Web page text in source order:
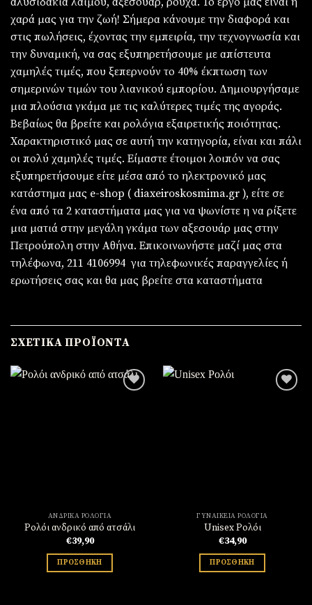
χαρά μας για την ζωή! Σήμερα κάνουμε την διαφορά και
στις πωλήσεις, έχοντας την εμπειρία, την τεχνογνωσία και
την δυναμική, να σας εξυπηρετήσουμε με απίστευτα
χαμηλές τιμές, που ξεπερνούν το 40% έκπτωση των
σημερινών τιμών του λιανικού εμπορίου. Δημιουργήσαμε
μια πλούσια γκάμα με τις καλύτερες τιμές της αγοράς.
Βεβαίως θα βρείτε και ρολόγια εξαιρετικής ποιότητας.
Χαρακτηριστικό μας σε αυτή την κατηγορία, είναι και πάλι
οι πολύ χαμηλές τιμές. Είμαστε έτοιμοι λοιπόν να σας
εξυπηρετήσουμε είτε μέσα από το ηλεκτρονικό μας
κατάστημα μας e-shop ( diaxeiroskosmima.gr ), είτε σε
ένα από τα 2 καταστήματα μας για να ψωνίστε η να ρίξετε
μια ματιά στην μεγάλη γκάμα των αξεσουάρ μας στην
Πετρούπολη στην Αθήνα. Επικοινωνήστε μαζί μας στα
τηλέφωνα, 211 4106994 για τηλεφωνικές παραγγελίες ή
ερωτήσεις σας και θα μας βρείτε στα καταστήματα
ΣΧΕΤΙΚΆ ΠΡΟΪΌΝΤΑ
ΑΝΔΡΙΚΆ ΡΟΛΌΓΙΑ
Ρολόι ανδρικό από ατσάλι
€39,90
ΠΡΟΣΘΉΚΗ
ΓΥΝΑΙΚΕΊΑ ΡΟΛΌΓΙΑ
Unisex Ρολόι
€34,90
ΠΡΟΣΘΉΚΗ